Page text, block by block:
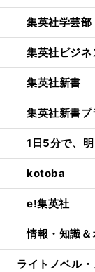
集英社学芸
集英社ビジネ
集英社新書
集英社新書
1日5分で、
kotoba
e!集英社
情報・知識
ライトノベル